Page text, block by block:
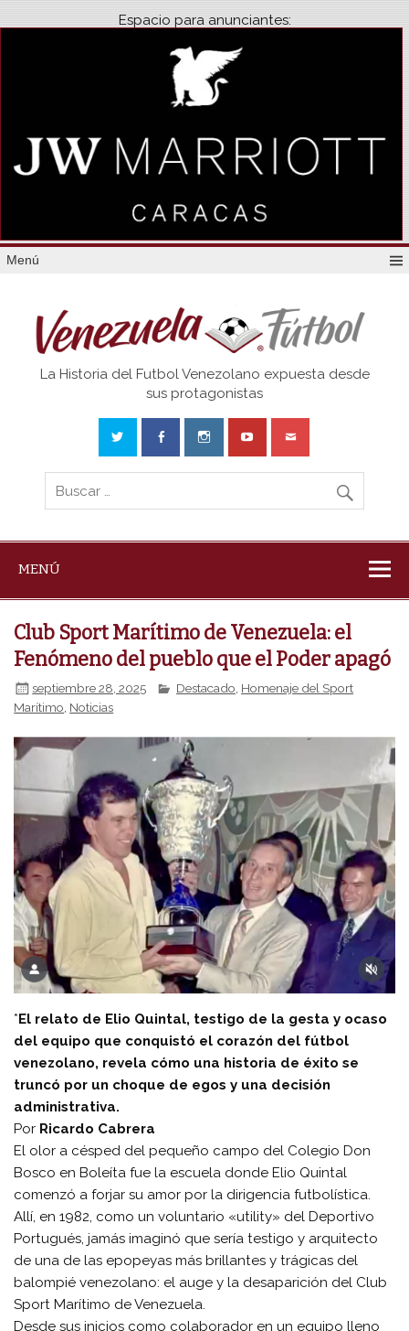
Espacio para anunciantes:
Menú
Venezuela
La Historia del Futbol Venezolano expuesta desde
sus protagonistas
MENÚ
Club Sport Marítimo de Venezuela: el
Fenómeno del pueblo que el Poder apagó
septiembre 28, 2025 Destacado Homenaje del Sport
Marítimo, Noticias
*El relato de Elio Quintal, testigo de la gesta y ocaso
del equipo que conquistó el corazón del fútbol
venezolano, revela cómo una historia de éxito se
truncó por un choque de egos y una decisión
administrativa.
Por Ricardo Cabrera
El olor a césped del pequeño campo del Colegio Don
Bosco en Boleíta fue la escuela donde Elio Quintal
comenzó a forjar su amor por la dirigencia futbolística.
Allí, en 1982, como un voluntario «utility» del Deportivo
Portugués, jamás imaginó que sería testigo y arquitecto
de una de las epopeyas más brillantes y trágicas del
balompié venezolano: el auge y la desaparición del Club
Sport Marítimo de Venezuela.
Desde sus inicios como colaborador en un equipo lleno